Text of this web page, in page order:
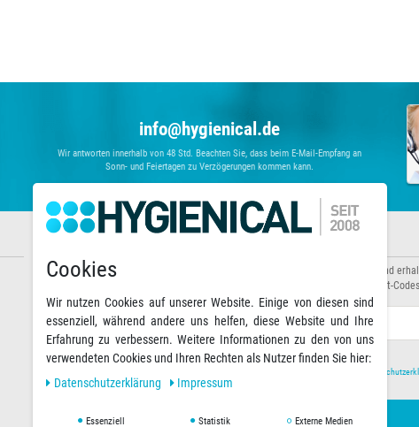
info@hygienical.de
Wir antworten innerhalb von 48 Std. Beachten Sie, dass beim E-Mail-Empfang an
Sonn- und Feiertagen zu Verzögerungen kommen kann.
Über uns
Versandarten & -kosten
Warenkorb
Abonnieren Sie unseren Newsletter und
Sonderaktionen sowie exklusive Rabatt-
E-MAIL **
Cookies
Wir nutzen Cookies auf unserer Website. Einige von diesen sind
essenziell, während andere uns helfen, diese Website und Ihre
Erfahrung zu verbessern. Weitere Informationen zu den von uns
verwendeten Cookies und Ihren Rechten als Nutzer finden Sie hier:
Daten­schutz­erklärung
Impressum
Essenziell Statistik Externe Medien